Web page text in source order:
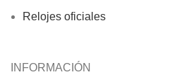
Relojes oficiales
INFORMACIÓN